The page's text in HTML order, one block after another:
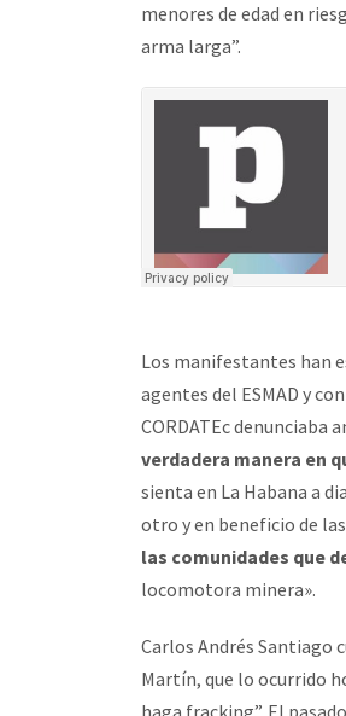
menores de edad en
arma larga”.
Los manifestantes han
agentes del ESMAD y
CORDATEc denunciaba
verdadera manera en
sienta en La Habana a
otro y en beneficio de
las comunidades que
locomotora minera».
Carlos Andrés Santiago
Martín, que lo ocurrido
haga fracking”. El